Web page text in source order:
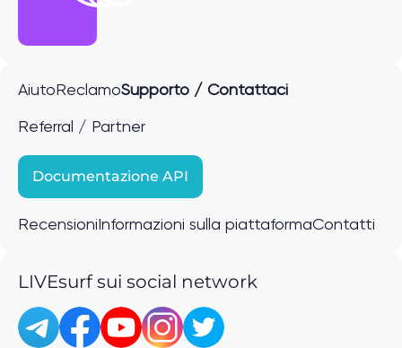
Aiuto ReclamoSupporto / Contattaci
Referral / Partner
Documentazione API
Recensioni Informazioni sulla piattaformaContatti
LIVEsurf sui social network